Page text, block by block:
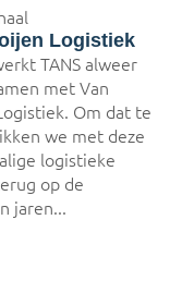
Logistiek
TANS alweer
met Van
Om dat te
we met deze
logistieke
op de
jaren...